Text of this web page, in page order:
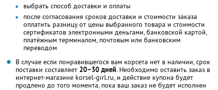
выбрать способ доставки и оплаты
после согласования сроков доставки и стоимости заказа
оплатить разницу от цены выбранного товара и стоимости
сертификатов электронными деньгами, банковской картой,
платёжным терминалом, почтовым или банковским
переводом
В случае если понравившегося вам корсета нет в наличии, срок
поставки составляет 20–30 дней. Необходимо оставить заказ в
интернет-магазине korsel-girl.ru, и действие купона будет
продлено до того момента, пока ваш заказ не будет исполнен